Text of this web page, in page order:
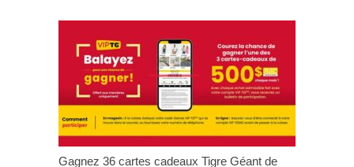
Gagnez 36 cartes cadeaux Tigre Géant de